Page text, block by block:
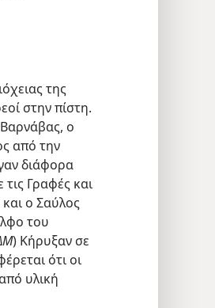
της
στην πίστη.
Βαρνάβας, ο
από την
διάφορα
Γραφές και
ο Σαύλος
του
) Κήρυξαν σε
ότι οι
υλική